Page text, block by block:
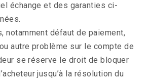
échange et des garanties ci-
notamment défaut de paiement,
autre problème sur le compte de
se réserve le droit de bloquer
jusqu’à la résolution du